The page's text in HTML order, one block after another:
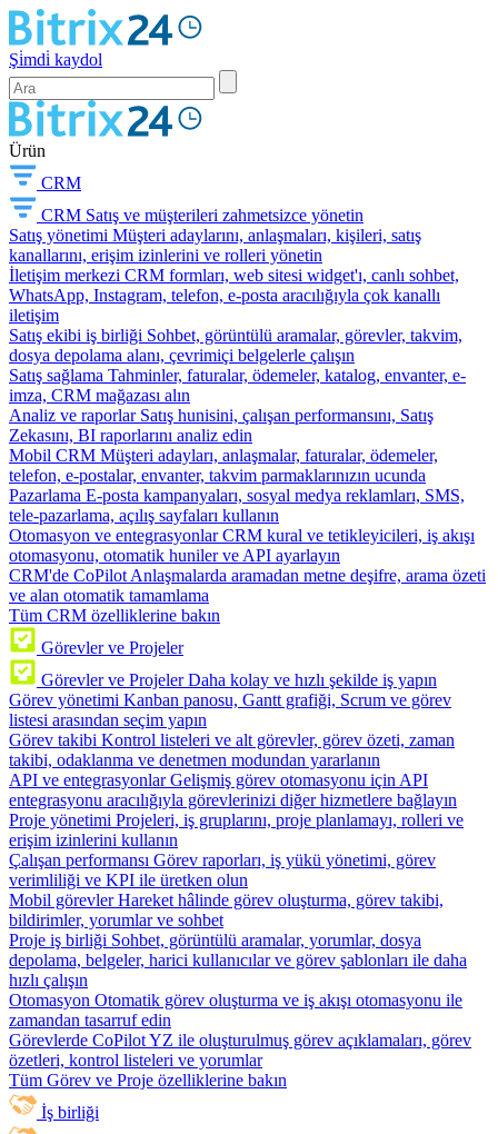
Şi̇mdi̇ kaydol
Ürün
CRM
CRM Satış ve müşterileri zahmetsizce yönetin
Satış yönetimi Müşteri adaylarını, anlaşmaları, kişileri, satış
kanallarını, erişim izinlerini ve rolleri yönetin
İletişim merkezi CRM formları, web sitesi widget'ı, canlı sohbet,
WhatsApp, Instagram, telefon, e-posta aracılığıyla çok kanallı
iletişim
Satış ekibi iş birliği Sohbet, görüntülü aramalar, görevler, takvim,
dosya depolama alanı, çevrimiçi belgelerle çalışın
Satış sağlama Tahminler, faturalar, ödemeler, katalog, envanter, e-
imza, CRM mağazası alın
Analiz ve raporlar Satış hunisini, çalışan performansını, Satış
Zekasını, BI raporlarını analiz edin
Mobil CRM Müşteri adayları, anlaşmalar, faturalar, ödemeler,
telefon, e-postalar, envanter, takvim parmaklarınızın ucunda
Pazarlama E-posta kampanyaları, sosyal medya reklamları, SMS,
tele-pazarlama, açılış sayfaları kullanın
Otomasyon ve entegrasyonlar CRM kural ve tetikleyicileri, iş akışı
otomasyonu, otomatik huniler ve API ayarlayın
CRM'de CoPilot Anlaşmalarda aramadan metne deşifre, arama özeti
ve alan otomatik tamamlama
Tüm CRM özelliklerine bakın
Görevler ve Projeler
Görevler ve Projeler Daha kolay ve hızlı şekilde iş yapın
Görev yönetimi Kanban panosu, Gantt grafiği, Scrum ve görev
listesi arasından seçim yapın
Görev takibi Kontrol listeleri ve alt görevler, görev özeti, zaman
takibi, odaklanma ve denetmen modundan yararlanın
API ve entegrasyonlar Gelişmiş görev otomasyonu için API
entegrasyonu aracılığıyla görevlerinizi diğer hizmetlere bağlayın
Proje yönetimi Projeleri, iş gruplarını, proje planlamayı, rolleri ve
erişim izinlerini kullanın
Çalışan performansı Görev raporları, iş yükü yönetimi, görev
verimliliği ve KPI ile üretken olun
Mobil görevler Hareket hâlinde görev oluşturma, görev takibi,
bildirimler, yorumlar ve sohbet
Proje iş birliği Sohbet, görüntülü aramalar, yorumlar, dosya
depolama, belgeler, harici kullanıcılar ve görev şablonları ile daha
hızlı çalışın
Otomasyon Otomatik görev oluşturma ve iş akışı otomasyonu ile
zamandan tasarruf edin
Görevlerde CoPilotYZ ile oluşturulmuş görev açıklamaları, görev
özetleri, kontrol listeleri ve yorumlar
Tüm Görev ve Proje özelliklerine bakın
İş birliği